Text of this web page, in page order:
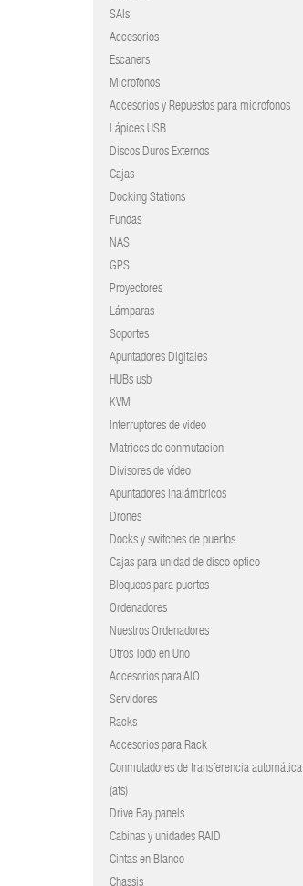
SAIs
Accesorios
Escaners
Microfonos
Accesorios y Repuestos para microfonos
Lápices USB
Discos Duros Externos
Cajas
Docking Stations
Fundas
NAS
GPS
Proyectores
Lámparas
Soportes
Apuntadores Digitales
HUBs usb
KVM
Interruptores de video
Matrices de conmutacion
Divisores de vídeo
Apuntadores inalámbricos
Drones
Docks y switches de puertos
Cajas para unidad de disco optico
Bloqueos para puertos
Ordenadores
Nuestros Ordenadores
Otros Todo en Uno
Accesorios para AIO
Servidores
Racks
Accesorios para Rack
Conmutadores de transferencia automática
(ats)
Drive Bay panels
Cabinas y unidades RAID
Cintas en Blanco
Chassis